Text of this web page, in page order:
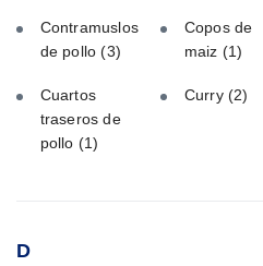
Contramuslos
de pollo(3)
Copos de
maiz (1)
Cuartos
traseros de
pollo (1)
Curry (2)
D